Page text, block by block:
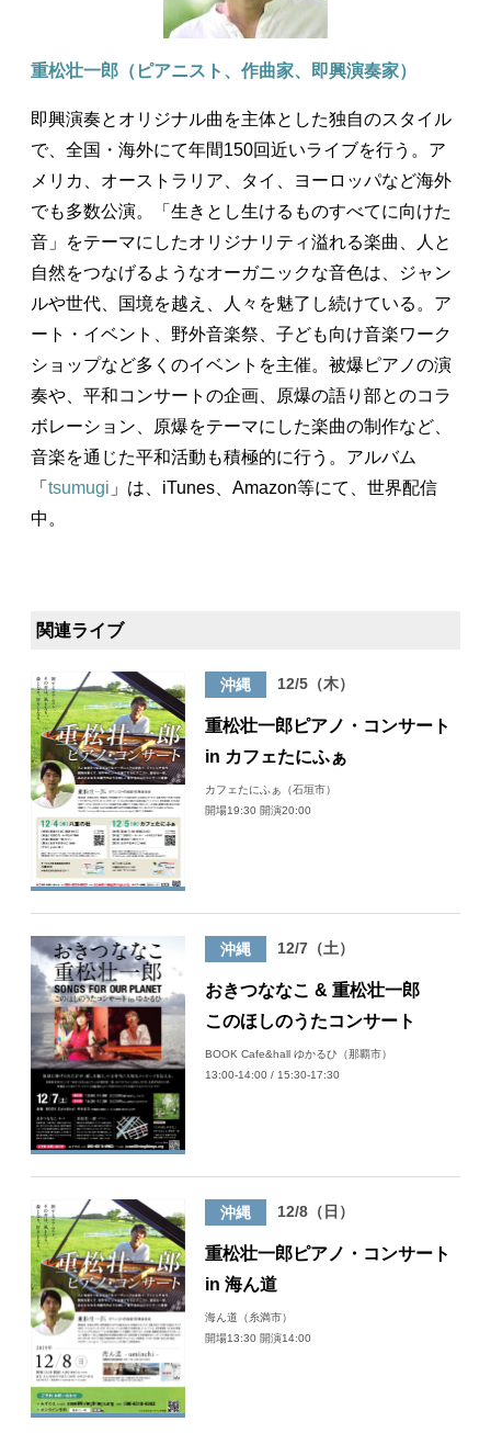
重松壮一郎（ピアニスト、作曲家、即興演奏家）
即興演奏とオリジナル曲を主体とした独自のスタイル
で、全国・海外にて年間150回近いライブを行う。ア
メリカ、オーストラリア、タイ、ヨーロッパなど海外
でも多数公演。「生きとし生けるものすべてに向けた
音」をテーマにしたオリジナリティ溢れる楽曲、人と
自然をつなげるようなオーガニックな音色は、ジャン
ルや世代、国境を越え、人々を魅了し続けている。ア
ート・イベント、野外音楽祭、子ども向け音楽ワーク
ショップなど多くのイベントを主催。被爆ピアノの演
奏や、平和コンサートの企画、原爆の語り部とのコラ
ボレーション、原爆をテーマにした楽曲の制作など、
音楽を通じた平和活動も積極的に行う。アルバム
「 tsumugi 」は、iTunes、Amazon等にて、世界配信
中。
関連ライブ
沖縄 12/5（木）
重松壮一郎ピアノ・コンサート
in カフェたにふぁ
カフェたにふぁ（石垣市）
開場19:30 開演20:00
沖縄 12/7（土）
おきつななこ & 重松壮一郎
このほしのうたコンサート
BOOK Cafe&hall ゆかるひ（那覇市）
13:00-14:00 / 15:30-17:30
沖縄 12/8（日）
重松壮一郎ピアノ・コンサート
in 海ん道
海ん道（糸満市）
開場13:30 開演14:00